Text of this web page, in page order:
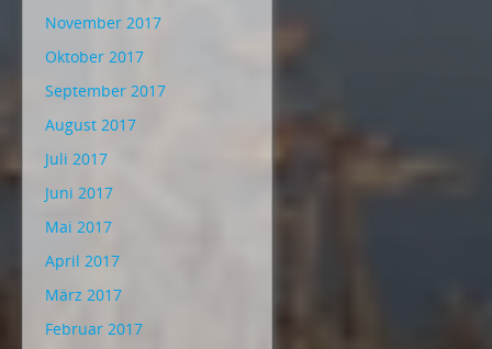
November 2017
Oktober 2017
September 2017
August 2017
Juli 2017
Juni 2017
Mai 2017
April 2017
März 2017
Februar 2017